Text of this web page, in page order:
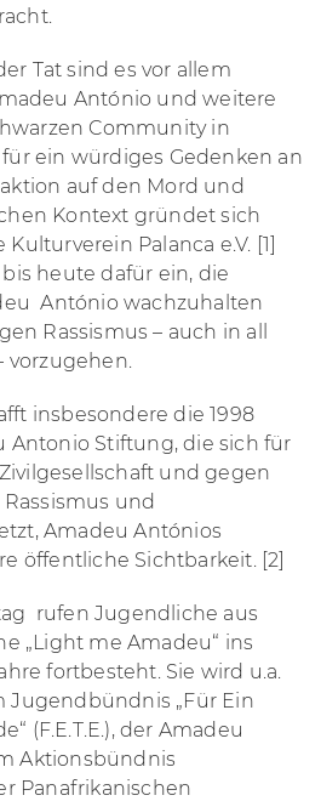
Tat sind es vor allem
António und weitere
Community in
ein würdiges Gedenken an
auf den Mord und
Kontext gründet sich
Palanca e.V. [1]
heute dafür ein, die
António wachzuhalten
Rassismus – auch in all
vorzugehen.
insbesondere die 1998
Stiftung, die sich für
und gegen
und
Amadeu Antónios
öffentliche Sichtbarkeit. [2]
rufen Jugendliche aus
„Light me Amadeu“ ins
fortbesteht. Sie wird u.a.
Jugendbündnis „Für Ein
(F.E.T.E.), der Amadeu
Aktionsbündnis
Panafrikanischen